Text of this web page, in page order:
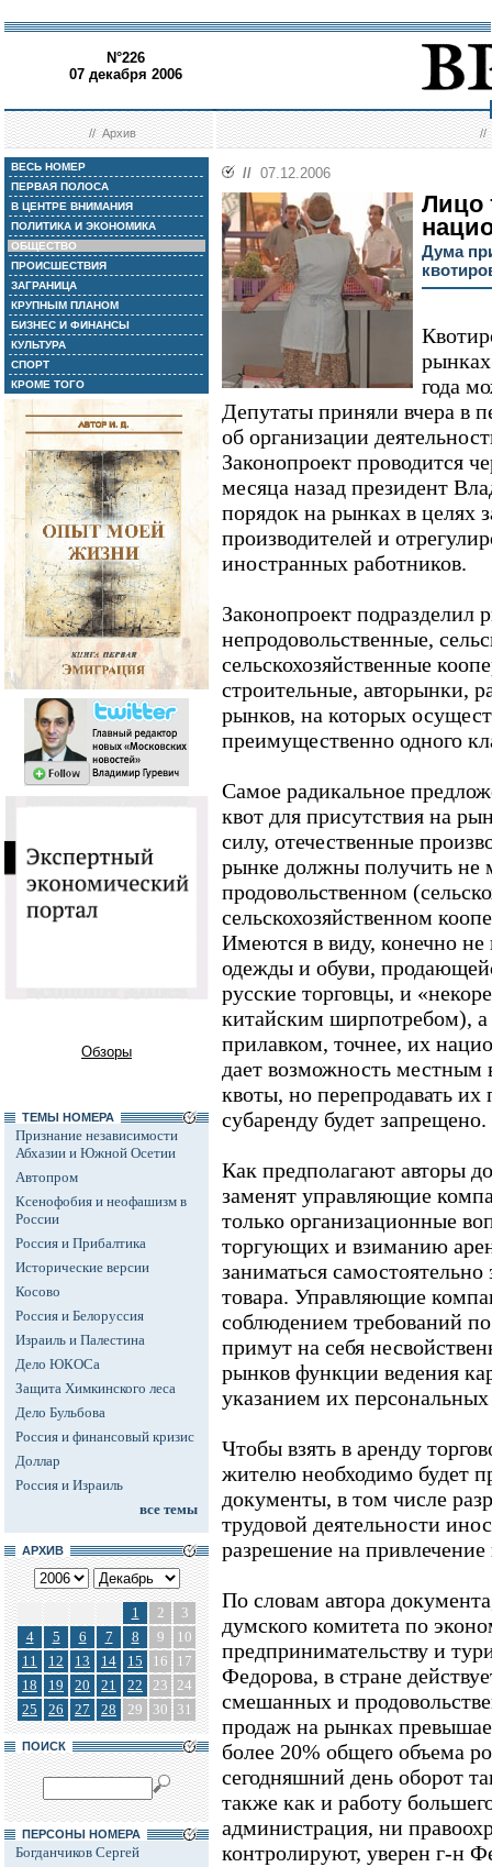
N°226
07 декабря 2006
//Архив //
ВЕСЬ НОМЕР
ПЕРВАЯ ПОЛОСА
В ЦЕНТРЕ ВНИМАНИЯ
ПОЛИТИКА И ЭКОНОМИКА
ОБЩЕСТВО
ПРОИСШЕСТВИЯ
ЗАГРАНИЦА
КРУПНЫМ ПЛАНОМ
БИЗНЕС И ФИНАНСЫ
КУЛЬТУРА
СПОРТ
КРОМЕ ТОГО
Обзоры
ТЕМЫ НОМЕРА
Признание независимости
Абхазии и Южной Осетии
Автопром
Ксенофобия и неофашизм в
России
Россия и Прибалтика
Исторические версии
Косово
Россия и Белоруссия
Израиль и Палестина
Дело ЮКОСа
Защита Химкинского леса
Дело Бульбова
Россия и финансовый кризис
Доллар
Россия и Израиль
все темы
АРХИВ
1 2
3
4
5 6 7 8 9
10
11
12 13 14 15 16
17
18
19 20 21 22 23 24
25
26 27 28 29 30 31
ПОИСК
ПЕРСОНЫ НОМЕРА
Богданчиков Сергей
// 07.12.2006
Лицо
Дума
года
Депутаты приняли вчера в
об организации
Законопроект проводится
месяца назад президент
порядок на рынках в целях
производителей и
иностранных работников.
Законопроект подразделил
непродовольственные,
сельскохозяйственные
строительные, авторынки,
рынков, на которых
преимущественно одного
Самое радикальное
квот для присутствия на
силу, отечественные
рынке должны получить не
продовольственном
сельскохозяйственном
Имеются в виду, конечно
одежды и обуви,
русские торговцы, и
китайским ширпотребом),
прилавком, точнее, их
дает возможность местным
квоты, но перепродавать
субаренду будет запрещено.
Как предполагают авторы
заменят управляющие
только организационные
торгующих и взиманию
заниматься
товара. Управляющие
соблюдением требований
примут на себя
рынков функции ведения
указанием их
Чтобы взять в аренду
жителю необходимо будет
документы, в том числе
трудовой деятельности
разрешение на
По словам автора
думского комитета по
предпринимательству и
Федорова, в стране
смешанных и
продаж на рынках
более 20% общего объема
сегодняшний день оборот
также как и работу
администрация, ни
контролируют, уверен г-н